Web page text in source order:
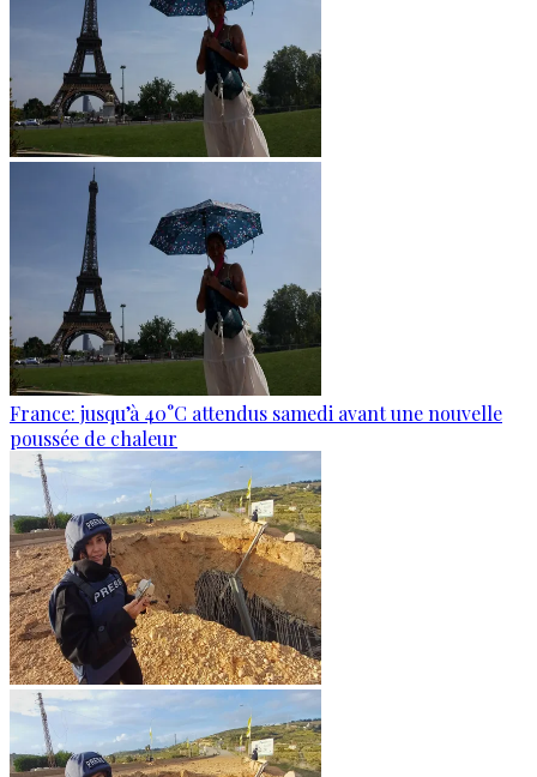
France: jusqu’à 40°C attendus samedi avant une nouvelle
poussée de chaleur